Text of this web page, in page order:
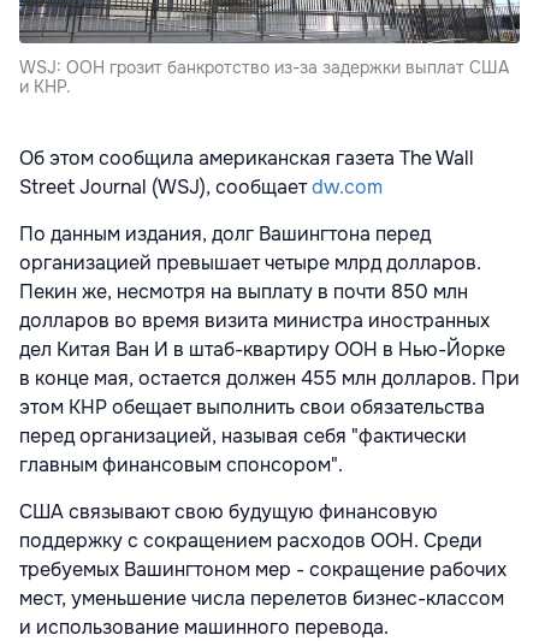
WSJ: ООН грозит банкротство из-за задержки выплат США
и КНР.
Об этом сообщила американская газета The Wall
Street Journal (WSJ), сообщаетdw.com
По данным издания, долг Вашингтона перед
организацией превышает четыре млрд долларов.
Пекин же, несмотря на выплату в почти 850 млн
долларов во время визита министра иностранных
дел Китая Ван И в штаб-квартиру ООН в Нью-Йорке
в конце мая, остается должен 455 млн долларов. При
этом КНР обещает выполнить свои обязательства
перед организацией, называя себя "фактически
главным финансовым спонсором".
США связывают свою будущую финансовую
поддержку с сокращением расходов ООН. Среди
требуемых Вашингтоном мер - сокращение рабочих
мест, уменьшение числа перелетов бизнес-классом
и использование машинного перевода.